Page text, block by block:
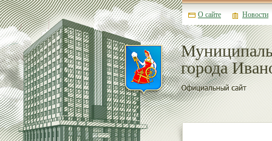
города
О сайте Новости